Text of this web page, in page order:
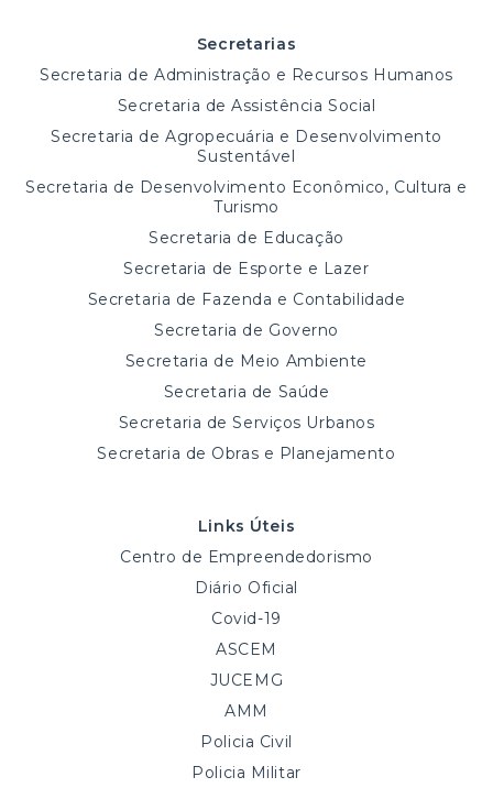
Secretarias
Secretaria de Administração e Recursos Humanos
Secretaria de Assistência Social
Secretaria de Agropecuária e Desenvolvimento
Sustentável
Secretaria de Desenvolvimento Econômico, Cultura e
Turismo
Secretaria de Educação
Secretaria de Esporte e Lazer
Secretaria de Fazenda e Contabilidade
Secretaria de Governo
Secretaria de Meio Ambiente
Secretaria de Saúde
Secretaria de Serviços Urbanos
Secretaria de Obras e Planejamento
Links Úteis
Centro de Empreendedorismo
Diário Oficial
Covid-19
ASCEM
JUCEMG
AMM
Policia Civil
Policia Militar